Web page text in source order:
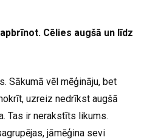
Cēlies augšā un līdz
Sākumā vēl mēģināju, bet
uzreiz nedrīkst augšā
Tas ir nerakstīts likums.
jāmēģina sevi